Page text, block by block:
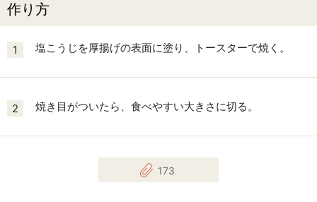
作り方
1 塩こうじを厚揚げの表面に塗り、トースターで焼く。
2 焼き目がついたら、食べやすい大きさに切る。
173